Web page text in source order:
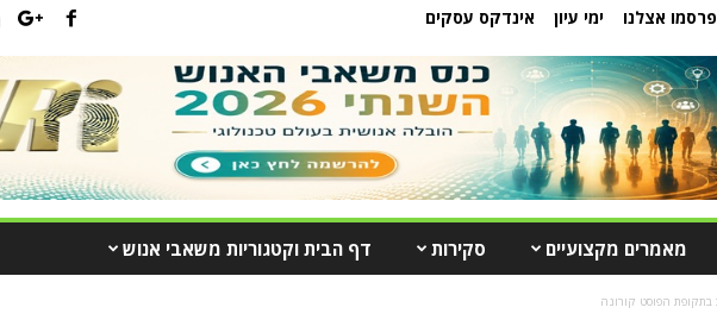
פרסמו אצלנו ימי עיון אינדקס עסקים
מאמרים מקצועיים סקירות דף הבית וקטגוריות משאבי אנוש